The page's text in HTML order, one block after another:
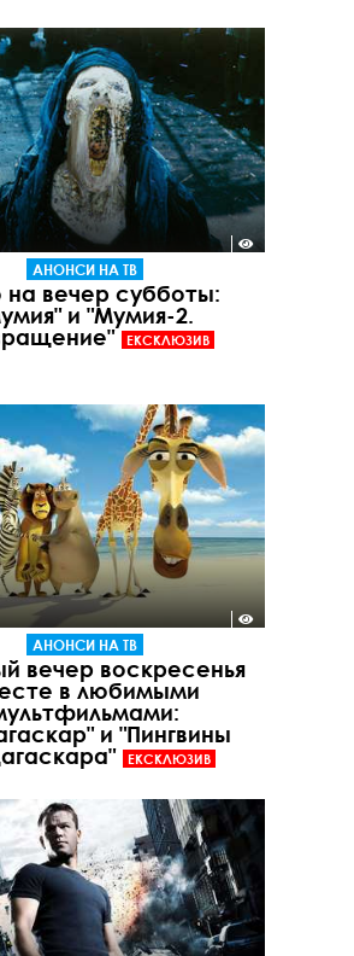
АНОНСИ НА ТВ
на вечер субботы:
и "Мумия-2.
ЕКСКЛЮЗИВ
АНОНСИ НА ТВ
вечер воскресенья
в любимыми
и "Пингвины
ЕКСКЛЮЗИВ